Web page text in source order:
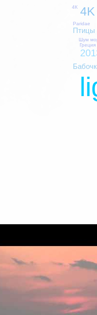
4K
Птицы
Шум
4К
Греция
Paridae